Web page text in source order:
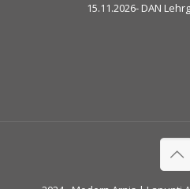
15.11.2026- DAN